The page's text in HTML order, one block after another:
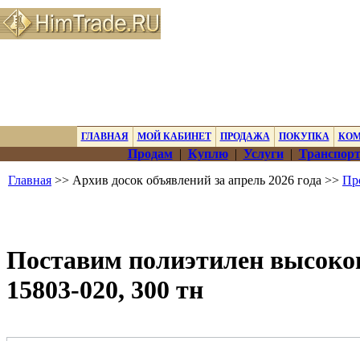
ГЛАВНАЯ МОЙ КАБИНЕТ ПРОДАЖА ПОКУПКА
Продам| Куплю| Услуги|
Главная >> Архив досок объявлений за апрель 2026 года >>
Поставим полиэтилен
15803-020, 300 тн